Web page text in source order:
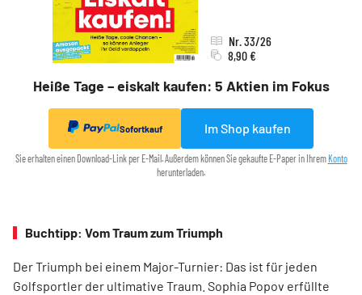
Heiße Tage – eiskalt kaufen: 5 Aktien im Fokus
Nr. 33/26
8,90 €
Sofortkauf Im Shop kaufen
Sie erhalten einen Download-Link per E-Mail. Außerdem können Sie gekaufte E-Paper in Ihrem Konto
herunterladen.
Buchtipp: Vom Traum zum Triumph
Der Triumph bei einem Major-Turnier: Das ist für jeden
Golfsportler der ultimative Traum. Sophia Popov erfüllte